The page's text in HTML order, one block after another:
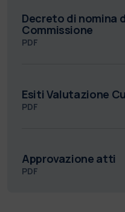
Decreto di nomina
Commissione
PDF
Esiti Valutazione
PDF
Approvazione atti
PDF